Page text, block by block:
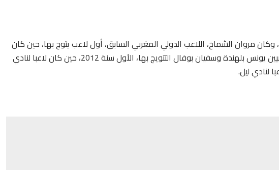
وأحدثت هذه الجائزة بداية من سنة 2009، وكان مروان الشماخ، اللاعب الدولي المغربي السابق، أول لاعب يتوج بها، حين كان
لاعبا لنادي بوردو، كما سبق للاعبين المغربيين يونس بلهندة وسفيان بوفال التتويج بها، الأول سنة 2012، حين كان لاعبا لنادي